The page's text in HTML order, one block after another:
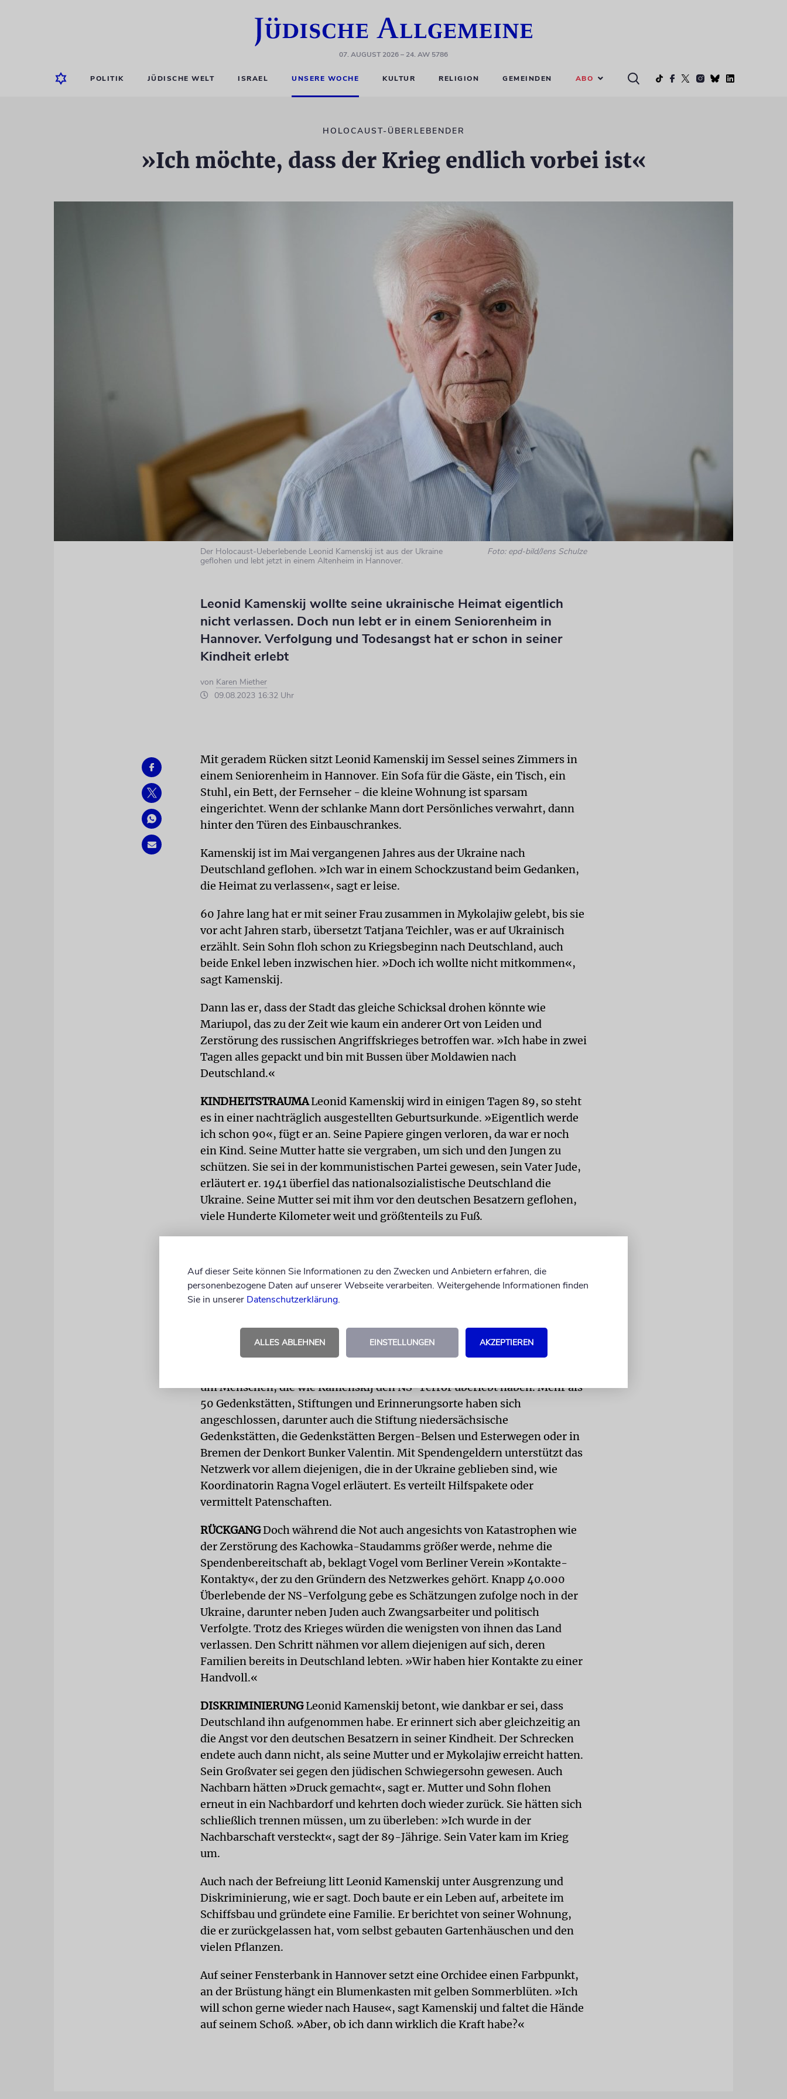
07. AUGUST 2026– 24. AW 5786
POLITIK JÜDISCHE WELT ISRAEL UNSERE WOCHE KULTUR RELIGION GEMEINDEN ABO
HOLOCAUST-ÜBERLEBENDER
»Ich möchte, dass der Krieg endlich vorbei ist«
Der Holocaust-Ueberlebende Leonid Kamenskij ist aus der Ukraine
geflohen und lebt jetzt in einem Altenheim in Hannover.
Foto: epd-bild/Jens Schulze
Leonid Kamenskij wollte seine ukrainische Heimat eigentlich
nicht verlassen. Doch nun lebt er in einem Seniorenheim in
Hannover. Verfolgung und Todesangst hat er schon in seiner
Kindheit erlebt
von Karen Miether
09.08.2023 16:32 Uhr
Mit geradem Rücken sitzt Leonid Kamenskij im Sessel seines Zimmers in
einem Seniorenheim in Hannover. Ein Sofa für die Gäste, ein Tisch, ein
Stuhl, ein Bett, der Fernseher - die kleine Wohnung ist sparsam
eingerichtet. Wenn der schlanke Mann dort Persönliches verwahrt, dann
hinter den Türen des Einbauschrankes.
Kamenskij ist im Mai vergangenen Jahres aus der Ukraine nach
Deutschland geflohen. »Ich war in einem Schockzustand beim Gedanken,
die Heimat zu verlassen«, sagt er leise.
60 Jahre lang hat er mit seiner Frau zusammen in Mykolajiw gelebt, bis sie
vor acht Jahren starb, übersetzt Tatjana Teichler, was er auf Ukrainisch
erzählt. Sein Sohn floh schon zu Kriegsbeginn nach Deutschland, auch
beide Enkel leben inzwischen hier. »Doch ich wollte nicht mitkommen«,
sagt Kamenskij.
Dann las er, dass der Stadt das gleiche Schicksal drohen könnte wie
Mariupol, das zu der Zeit wie kaum ein anderer Ort von Leiden und
Zerstörung des russischen Angriffskrieges betroffen war. »Ich habe in zwei
Tagen alles gepackt und bin mit Bussen über Moldawien nach
Deutschland.«
KINDHEITSTRAUMALeonid Kamenskij wird in einigen Tagen 89, so steht
es in einer nachträglich ausgestellten Geburtsurkunde. »Eigentlich werde
ich schon 90«, fügt er an. Seine Papiere gingen verloren, da war er noch
ein Kind. Seine Mutter hatte sie vergraben, um sich und den Jungen zu
schützen. Sie sei in der kommunistischen Partei gewesen, sein Vater Jude,
erläutert er. 1941 überfiel das nationalsozialistische Deutschland die
Ukraine. Seine Mutter sei mit ihm vor den deutschen Besatzern geflohen,
viele Hunderte Kilometer weit und größtenteils zu Fuß.
schlecht geworden«, sagt er und Übersetzerin Teichler fügt an, was er
beschreibt: »Besonders ist ihm eine Frau mit blauem Kleid in Erinnerung
Ukraine Opfer des Holocaust.
HILFELEISTUNGDas »Hilfsnetzwerk für Überlebende der NS-Verfolgung
um Menschen, die wie Kamenskij den NS-Terror überlebt haben. Mehr als
50 Gedenkstätten, Stiftungen und Erinnerungsorte haben sich
angeschlossen, darunter auch die Stiftung niedersächsische
Gedenkstätten, die Gedenkstätten Bergen-Belsen und Esterwegen oder in
Bremen der Denkort Bunker Valentin. Mit Spendengeldern unterstützt das
Netzwerk vor allem diejenigen, die in der Ukraine geblieben sind, wie
Koordinatorin Ragna Vogel erläutert. Es verteilt Hilfspakete oder
vermittelt Patenschaften.
RÜCKGANGDoch während die Not auch angesichts von Katastrophen wie
der Zerstörung des Kachowka-Staudamms größer werde, nehme die
Spendenbereitschaft ab, beklagt Vogel vom Berliner Verein »Kontakte-
Kontakty«, der zu den Gründern des Netzwerkes gehört. Knapp 40.000
Überlebende der NS-Verfolgung gebe es Schätzungen zufolge noch in der
Ukraine, darunter neben Juden auch Zwangsarbeiter und politisch
Verfolgte. Trotz des Krieges würden die wenigsten von ihnen das Land
verlassen. Den Schritt nähmen vor allem diejenigen auf sich, deren
Familien bereits in Deutschland lebten. »Wir haben hier Kontakte zu einer
Handvoll.«
DISKRIMINIERUNGLeonid Kamenskij betont, wie dankbar er sei, dass
Deutschland ihn aufgenommen habe. Er erinnert sich aber gleichzeitig an
die Angst vor den deutschen Besatzern in seiner Kindheit. Der Schrecken
endete auch dann nicht, als seine Mutter und er Mykolajiw erreicht hatten.
Sein Großvater sei gegen den jüdischen Schwiegersohn gewesen. Auch
Nachbarn hätten »Druck gemacht«, sagt er. Mutter und Sohn flohen
erneut in ein Nachbardorf und kehrten doch wieder zurück. Sie hätten sich
schließlich trennen müssen, um zu überleben: »Ich wurde in der
Nachbarschaft versteckt«, sagt der 89-Jährige. Sein Vater kam im Krieg
um.
Auch nach der Befreiung litt Leonid Kamenskij unter Ausgrenzung und
Diskriminierung, wie er sagt. Doch baute er ein Leben auf, arbeitete im
Schiffsbau und gründete eine Familie. Er berichtet von seiner Wohnung,
die er zurückgelassen hat, vom selbst gebauten Gartenhäuschen und den
vielen Pflanzen.
Auf seiner Fensterbank in Hannover setzt eine Orchidee einen Farbpunkt,
an der Brüstung hängt ein Blumenkasten mit gelben Sommerblüten. »Ich
will schon gerne wieder nach Hause«, sagt Kamenskij und faltet die Hände
auf seinem Schoß. »Aber, ob ich dann wirklich die Kraft habe?«
Auf dieser Seite können Sie Informationen zu den Zwecken und Anbietern erfahren, die
personenbezogene Daten auf unserer Webseite verarbeiten. Weitergehende Informationen finden
Sie in unserer Datenschutzerklärung.
ALLES ABLEHNEN EINSTELLUNGEN AKZEPTIEREN